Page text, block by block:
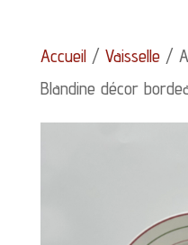
Accueil/ Vaisselle/
Blandine décor